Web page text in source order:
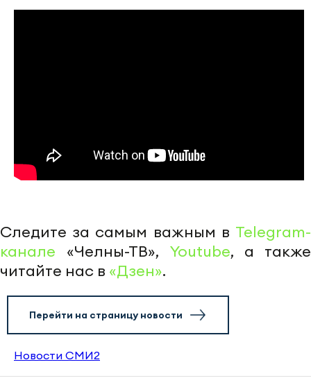
Следите за самым важным в Telegram-
канале «Челны-ТВ», Youtube, а также
читайте нас в «Дзен».
Перейти на страницу новости
Новости СМИ2